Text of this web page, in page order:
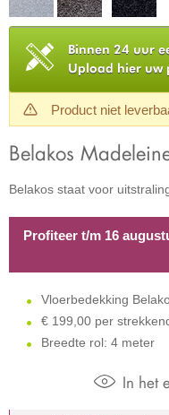
Binnen 24 uur
Upload hier uw
Product niet
Belakos
Belakos staat voor
Profiteer t/m 16
Vloerbedekking
€ 199,00 per
Breedte rol: 4 meter
In het